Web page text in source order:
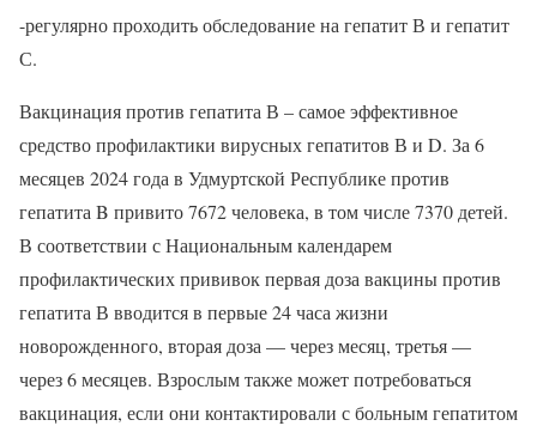
-регулярно проходить обследование на гепатит В и гепатит
С.
Вакцинация против гепатита В – самое эффективное
средство профилактики вирусных гепатитов В и D. За 6
месяцев 2024 года в Удмуртской Республике против
гепатита B привито 7672 человека, в том числе 7370 детей.
В соответствии с Национальным календарем
профилактических прививок первая доза вакцины против
гепатита В вводится в первые 24 часа жизни
новорожденного, вторая доза — через месяц, третья —
через 6 месяцев. Взрослым также может потребоваться
вакцинация, если они контактировали с больным гепатитом